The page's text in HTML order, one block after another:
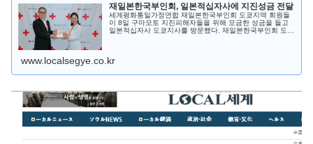
재일본한국부인회, 일본적십자사에 지진성금 전달
세계평화통일가정연합 재일본한국부인회 도쿄지역 회원들
이 8일 구마모토 지진피해자들을 위해 모금한 성금을 들고
일본적십자사 도쿄지사를 방문했다. 재일본한국부인회 도쿄
www.localsegye.co.kr